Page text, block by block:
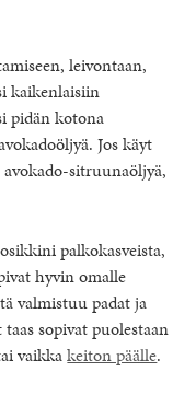
leivontaan,
kaikenlaisiin
pidän kotona
Jos käyt
sitruunaöljyä,
palkokasveista,
hyvin omalle
valmistuu padat ja
sopivat puolestaan
vaikkakeiton päälle.